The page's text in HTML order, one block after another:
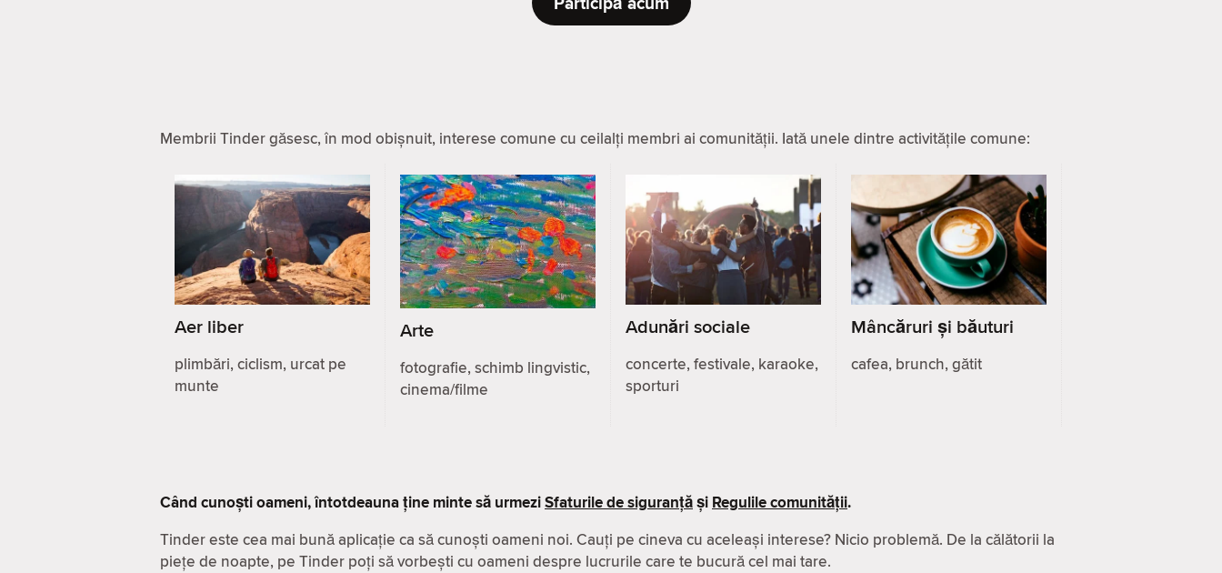
Membrii Tinder găsesc, în mod obișnuit, interese comune cu ceilalți membri ai comunității. Iată unele dintre activitățile comune:
Aer liber
plimbări, ciclism, urcat pe
munte
Arte
fotografie, schimb lingvistic,
cinema/filme
Adunări sociale
concerte, festivale, karaoke,
sporturi
Mâncăruri și băuturi
cafea, brunch, gătit
Când cunoști oameni, întotdeauna ține minte să urmeziSfaturile de siguranțăși Regulile comunității.
Tinder este cea mai bună aplicație ca să cunoști oameni noi. Cauți pe cineva cu aceleași interese? Nicio problemă. De la călătorii la
piețe de noapte, pe Tinder poți să vorbești cu oameni despre lucrurile care te bucură cel mai tare.